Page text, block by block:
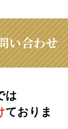
い合わせ
は
ておりま